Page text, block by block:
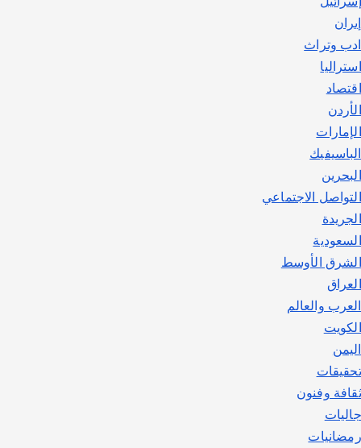
إيران
ادب وتراث
استراليا
اقتصاد
الأردن
الإمارات
الباسيفيك
البحرين
التواصل الاجتماعي
الجريدة
السعودية
الشرق الأوسط
العراق
العرب والعالم
الكويت
اليمن
تحقيقات
ثقافة وفنون
جاليات
رمضانيات